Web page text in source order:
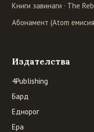
Книги завинаги · The
Абонамент (Atom
Издателства
4Publishing
Бард
Еднорог
Ера